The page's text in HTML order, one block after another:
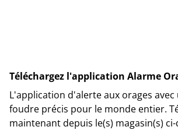
Téléchargez l'application Alarme
L'application d'alerte aux orages
foudre précis pour le monde entier.
maintenant depuis le(s) magasin(s) ci-